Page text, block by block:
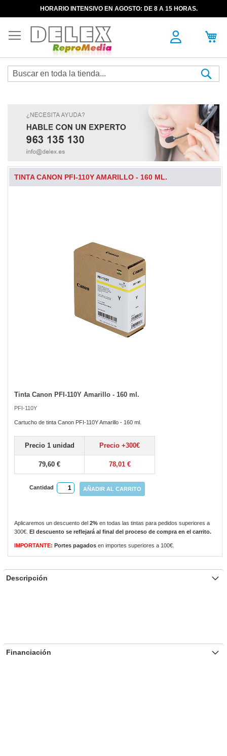
HORARIO INTENSIVO EN AGOSTO: DE 8 A 15 HORAS.
TINTA CANON PFI-110Y AMARILLO - 160 ML.
Tinta Canon PFI-110Y Amarillo - 160 ml.
PFI-110Y
Cartucho de tinta Canon PFI-110Y Amarillo - 160 ml.
Precio 1 unidad Precio +300€
79,60 € 78,01 €
Cantidad AÑADIR AL CARRITO
Aplicaremos un descuento del 2% en todas las tintas para pedidos superiores a
300€.
El descuento se reflejará al final del proceso de compra en el carrito.
IMPORTANTE: Portes pagados en importes superiores a 100€.
Skip
the
beginning
the
images
gallery
Descripción
Financiación